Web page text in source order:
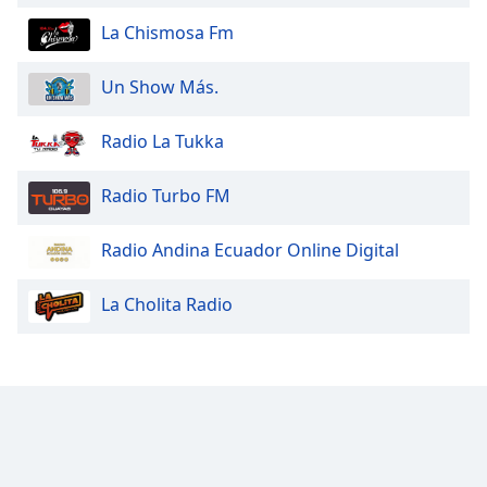
La Chismosa Fm
Un Show Más.
Radio La Tukka
Radio Turbo FM
Radio Andina Ecuador Online Digital
La Cholita Radio